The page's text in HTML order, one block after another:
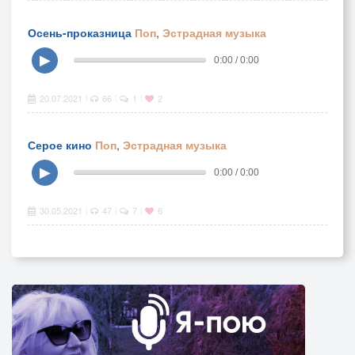
Осень-проказница Поп, Эстрадная музыка
▶
0:00 / 0:00
20.07.2021 66 1 2
Серое кино Поп, Эстрадная музыка
▶
0:00 / 0:00
30.05.2021 47 7 6